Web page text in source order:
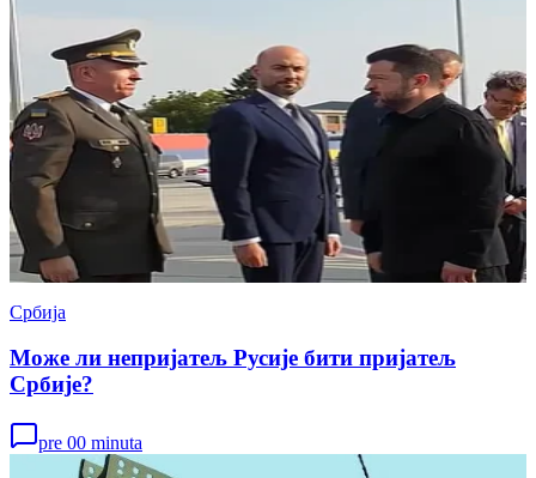
Србија
Може ли непријатељ Русије бити пријатељ
Србије?
pre 00 minuta